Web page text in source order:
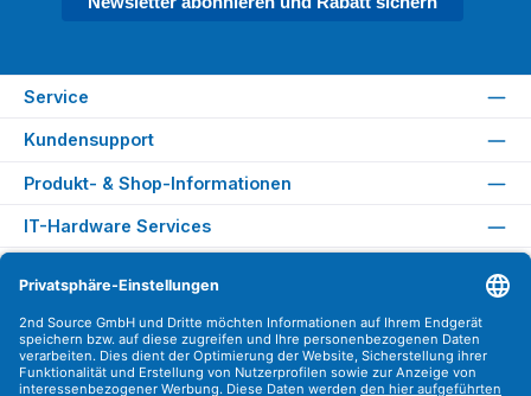
Service
Kundensupport
Produkt- & Shop-Informationen
IT-Hardware Services
Versandarten
Zahlungsarten